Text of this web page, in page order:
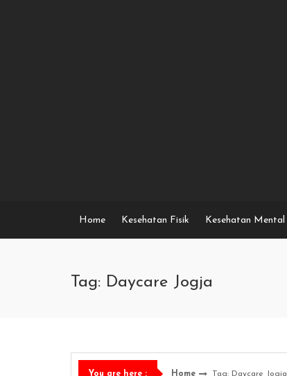
Home Kesehatan Fisik Kesehatan Mental
Tag: Daycare Jogja
You are here : Home Tag: Daycare Jogja